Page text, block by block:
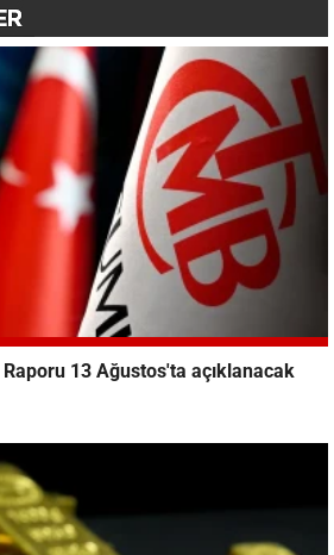
Raporu 13 Ağustos'ta açıklanacak